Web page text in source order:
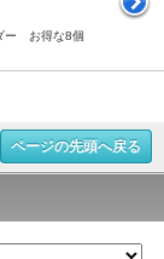
ー お得な8個
ページの先頭へ戻る